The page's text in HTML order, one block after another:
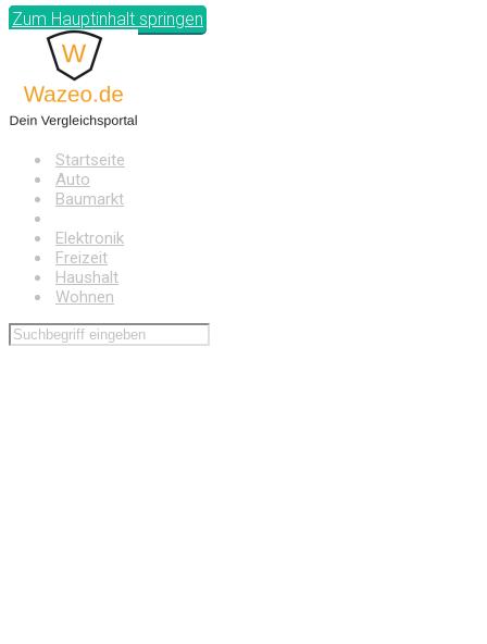
Zum Hauptinhalt springen
Startseite
Auto
Baumarkt
Elektronik
Freizeit
Haushalt
Wohnen